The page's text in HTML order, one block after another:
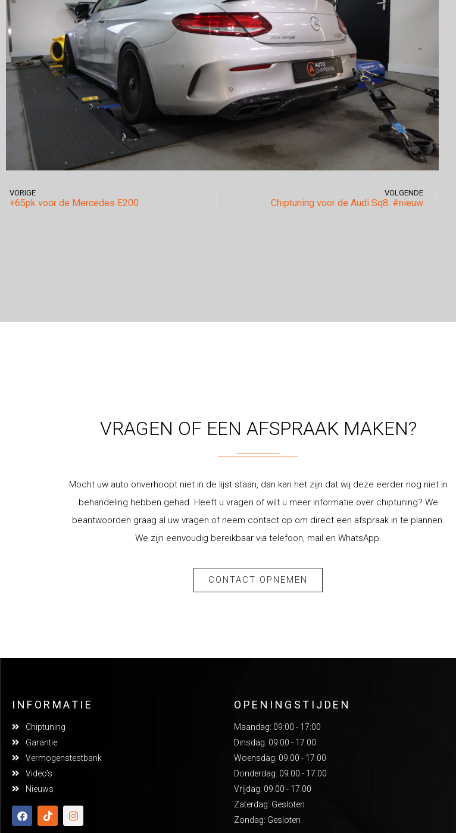
VORIGE
+65pk voor de Mercedes E200
VOLGENDE
Chiptuning voor de Audi Sq8. #nieuw
VRAGEN OF EEN AFSPRAAK MAKEN?
Mocht uw auto onverhoopt niet in de lijst staan, dan kan het zijn dat wij deze eerder nog niet in
behandeling hebben gehad. Heeft u vragen of wilt u meer informatie over chiptuning? We
beantwoorden graag al uw vragen of neem contact op om direct een afspraak in te plannen.
We zijn eenvoudig bereikbaar via telefoon, mail en WhatsApp.
CONTACT OPNEMEN
INFORMATIE
Chiptuning
Garantie
Vermogenstestbank
Video's
Nieuws
OPENINGSTIJDEN
Maandag: 09:00 - 17:00
Dinsdag: 09.00 - 17.00
Woensdag: 09.00 - 17.00
Donderdag: 09.00 - 17.00
Vrijdag: 09.00 - 17.00
Zaterdag: Gesloten
Zondag: Gesloten